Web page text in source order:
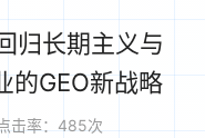
归长期主义与
的GEO新战略
击率：485次